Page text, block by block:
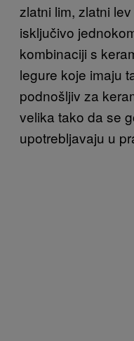
zlatni lim, zlatni
isključivo
kombinaciji s
legure koje imaju
podnošljiv za
velika tako da se
upotrebljavaju u